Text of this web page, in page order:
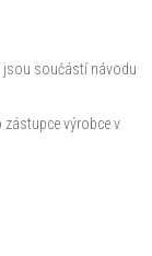
jsou součástí návodu
výrobce v